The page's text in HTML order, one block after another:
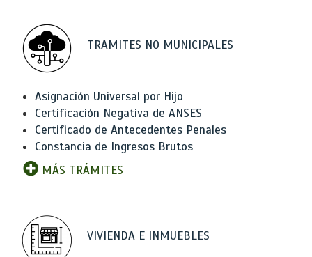
TRAMITES NO MUNICIPALES
Asignación Universal por Hijo
Certificación Negativa de ANSES
Certificado de Antecedentes Penales
Constancia de Ingresos Brutos
MÁS TRÁMITES
VIVIENDA E INMUEBLES